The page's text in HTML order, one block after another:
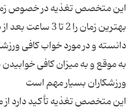
این متخصص تغذیه در خصوص
بهترین زمان را 2
دانسته و در مورد خواب کافی
به موقع و به میزان کافی
این متخصص تغذیه تأکید دارد